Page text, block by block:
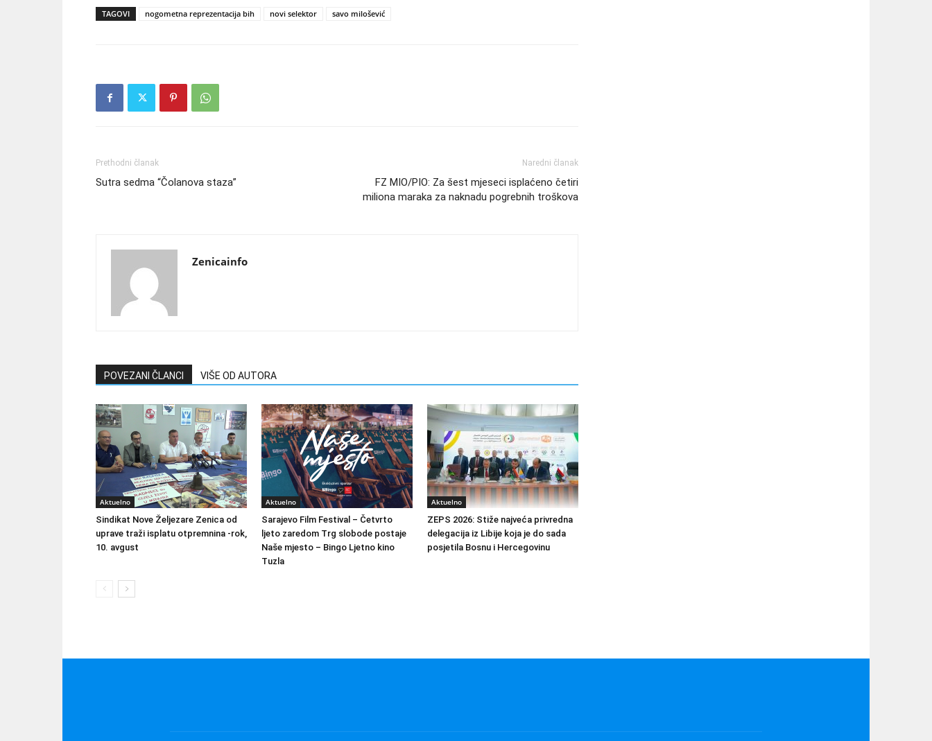
TAGOVI nogometna reprezentacija bih novi selektor savo milošević
Prethodni članak
Sutra sedma “Čolanova staza”
Naredni članak
FZ MIO/PIO: Za šest mjeseci isplaćeno četiri
miliona maraka za naknadu pogrebnih troškova
Zenicainfo
POVEZANI ČLANCI VIŠE OD AUTORA
Aktuelno
Sindikat Nove Željezare Zenica od
uprave traži isplatu otpremnina -rok,
10. avgust
Aktuelno
Sarajevo Film Festival – Četvrto
ljeto zaredom Trg slobode postaje
Naše mjesto – Bingo Ljetno kino
Tuzla
Aktuelno
ZEPS 2026: Stiže najveća privredna
delegacija iz Libije koja je do sada
posjetila Bosnu i Hercegovinu